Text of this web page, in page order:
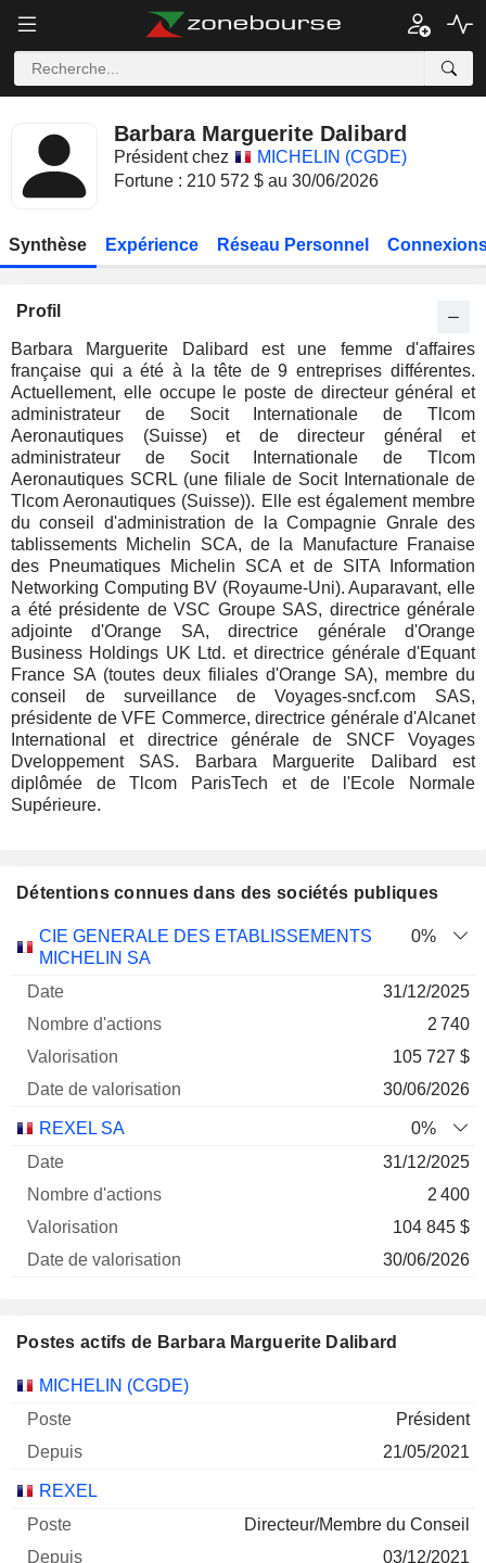
Barbara Marguerite Dalibard
Président chez
MICHELIN (CGDE)
Fortune : 210 572 $ au 30/06/2026
Synthèse Expérience Réseau Personnel
Profil
Barbara Marguerite Dalibard est une femme d'affaires
française qui a été à la tête de 9 entreprises différentes.
Actuellement, elle occupe le poste de directeur général et
administrateur de Socit Internationale de Tlcom
Aeronautiques (Suisse) et de directeur général et
administrateur de Socit Internationale de Tlcom
Aeronautiques SCRL (une filiale de Socit Internationale de
Tlcom Aeronautiques (Suisse)). Elle est également membre
du conseil d'administration de la Compagnie Gnrale des
tablissements Michelin SCA, de la Manufacture Franaise
des Pneumatiques Michelin SCA et de SITA Information
Networking Computing BV (Royaume-Uni). Auparavant, elle
a été présidente de VSC Groupe SAS, directrice générale
adjointe d'Orange SA, directrice générale d'Orange
Business Holdings UK Ltd. et directrice générale d'Equant
France SA (toutes deux filiales d'Orange SA), membre du
conseil de surveillance de Voyages-sncf.com SAS,
présidente de VFE Commerce, directrice générale d'Alcanet
International et directrice générale de SNCF Voyages
Dveloppement SAS. Barbara Marguerite Dalibard est
diplômée de Tlcom ParisTech et de l'Ecole Normale
Supérieure.
Détentions connues dans des sociétés publiques
Société Date
Nombre
d'actions
Date de
CIE GENERALE DES ETABLISSEMENTS
MICHELIN SA
0%
31/12/2025
2 740
105 727 $
30/06/2026
REXEL SA
0%
31/12/2025
2 400
104 845 $
30/06/2026
Postes actifs de Barbara Marguerite Dalibard
Sociétés Poste Début
MICHELIN (CGDE)
Président
21/05/2021
REXEL
Directeur/Membre du Conseil
03/12/2021